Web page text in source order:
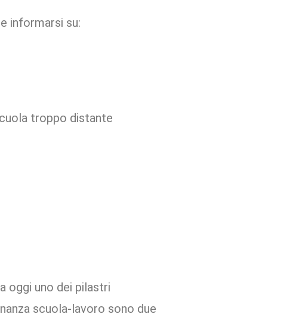
informarsi su:
troppo distante
oggi uno dei pilastri
scuola-lavoro sono due